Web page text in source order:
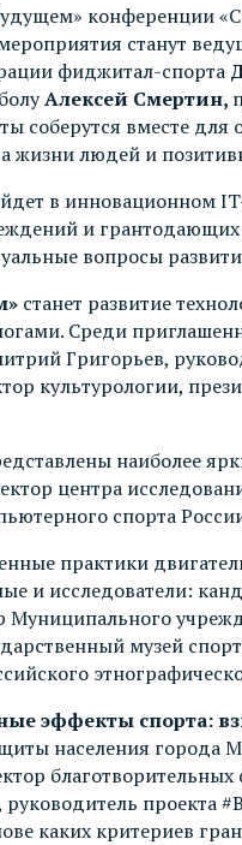
конференции
станут
фиджитал-спорта
Алексей Смертин,
соберутся вместе
жизни людей и
в инновационном
и
вопросы
станет развитие
Среди
Григорьев,
культурологии,
наиболее
центра
спорта
практики
и исследователи:
музей
эффекты спорта:
населения
руководитель
каких критериев